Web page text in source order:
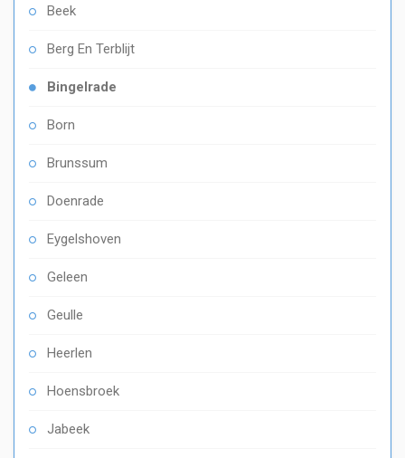
Beek
Berg En Terblijt
Bingelrade
Born
Brunssum
Doenrade
Eygelshoven
Geleen
Geulle
Heerlen
Hoensbroek
Jabeek